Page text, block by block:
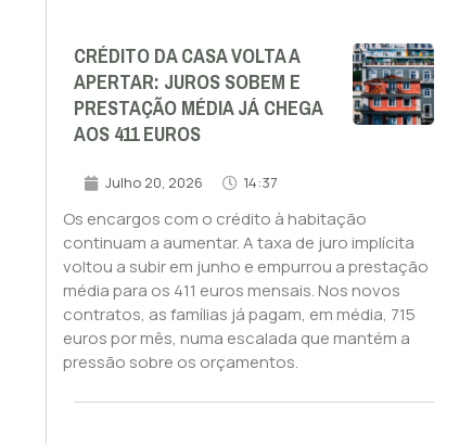
CRÉDITO DA CASA VOLTA A
APERTAR: JUROS SOBEM E
PRESTAÇÃO MÉDIA JÁ CHEGA
AOS 411 EUROS
Julho 20, 2026 14:37
Os encargos com o crédito à habitação
continuam a aumentar. A taxa de juro implícita
voltou a subir em junho e empurrou a prestação
média para os 411 euros mensais. Nos novos
contratos, as famílias já pagam, em média, 715
euros por mês, numa escalada que mantém a
pressão sobre os orçamentos.